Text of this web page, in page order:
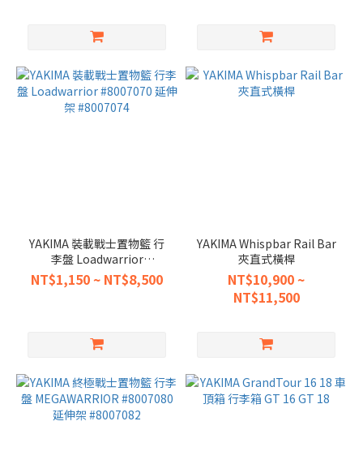
YAKIMA 裝載戰士置物籃 行
李盤 Loadwarrior
#8007070 延伸架 #8007074
NT$1,150 ~ NT$8,500
YAKIMA Whispbar Rail Bar
夾直式橫桿
NT$10,900 ~
NT$11,500